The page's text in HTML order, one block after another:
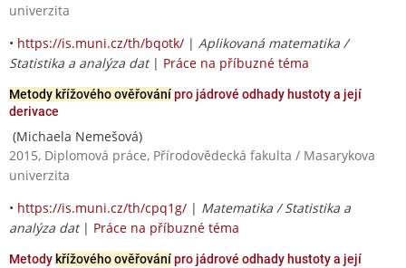
univerzita
• https://is.muni.cz/th/bqotk/ | Aplikovaná matematika /
Statistika a analýza dat| Práce na příbuzné téma
Metody křížového ověřovánípro jádrové odhady hustoty a její
derivace
(Michaela Nemešová)
2015, Diplomová práce, Přírodovědecká fakulta / Masarykova
univerzita
• https://is.muni.cz/th/cpq1g/ | Matematika / Statistika a
analýza dat| Práce na příbuzné téma
Metody křížového ověřovánípro jádrové odhady hustoty a její